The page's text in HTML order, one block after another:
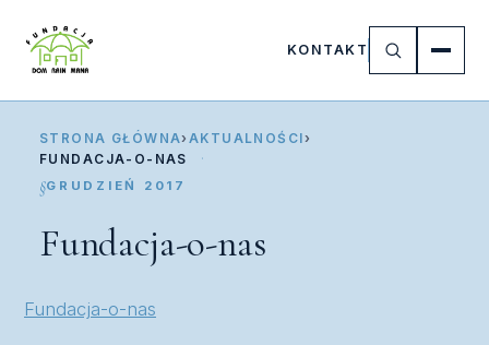
KONTAKT
STRONA GŁÓWNA› AKTUALNOŚCI ›
FUNDACJA-O-NAS
GRUDZIEŃ 2017
Fundacja-o-nas
Fundacja-o-nas